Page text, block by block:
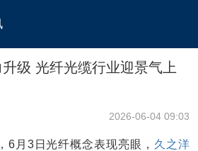
级 光纤光缆行业迎景气上
2026-06-04 09:03
6月3日光纤概念表现亮眼， 久之洋